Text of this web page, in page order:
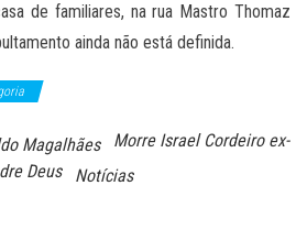
de familiares, na rua Mastro Thomaz
ainda não está definida.
Magalhães
Morre Israel Cordeiro ex-
Deus
Notícias